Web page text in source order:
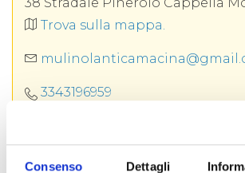
Consenso Dettagli
Trova sulla mappa.
3343196959